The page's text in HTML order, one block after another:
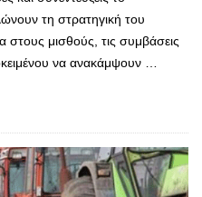
τη στρατηγική του
στους μισθούς, τις συμβάσεις
να ανακάμψουν …